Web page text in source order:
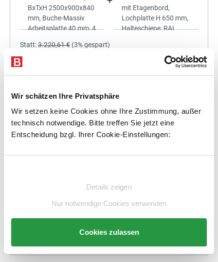
Wir schätzen Ihre Privatsphäre
Wir setzen keine Cookies ohne Ihre Zustimmung, außer
technisch notwendige. Bitte treffen Sie jetzt eine
Entscheidung bzgl. Ihrer Cookie-Einstellungen:
Details zeigen
Nur notwendige Cookies verwenden
Cookies zulassen
Statt:3.220,61 € (3%gespart)
Preis für alle:
3.423,30 € %
In den Warenkorb